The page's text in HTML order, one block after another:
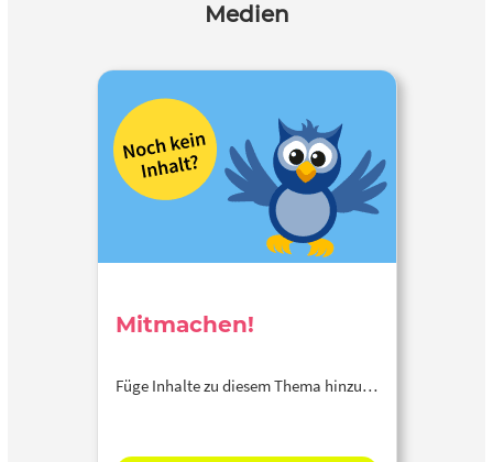
Medien
Mitmachen!
Füge Inhalte zu diesem Thema hinzu…